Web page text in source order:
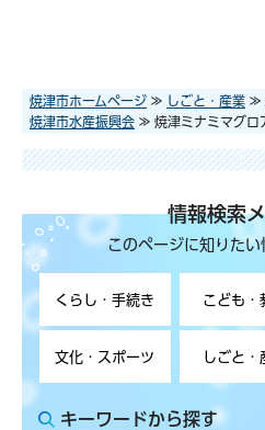
焼津市ホームページ ≫ しごと・産業 ≫
焼津市水産振興会 ≫ 焼津ミナミマグロ
情報検索
このページに知りた
くらし・手続き こども・
文化・スポーツ しごと・
キーワードから探す